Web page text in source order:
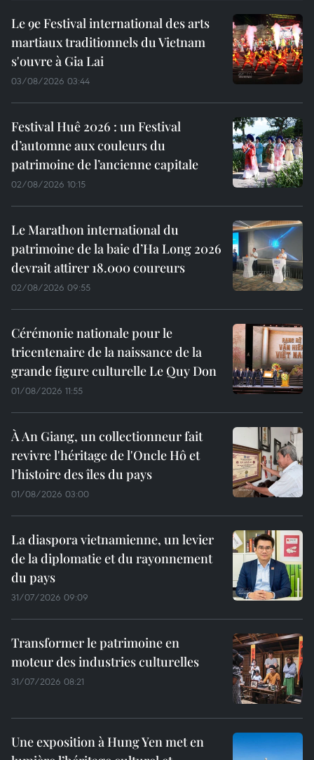
Le 9e Festival international des arts
martiaux traditionnels du Vietnam
s'ouvre à Gia Lai
03/08/2026 03:44
Festival Huê 2026 : un Festival
d’automne aux couleurs du
patrimoine de l’ancienne capitale
02/08/2026 10:15
Le Marathon international du
patrimoine de la baie d’Ha Long 2026
devrait attirer 18.000 coureurs
02/08/2026 09:55
Cérémonie nationale pour le
tricentenaire de la naissance de la
grande figure culturelle Le Quy Don
01/08/2026 11:55
À An Giang, un collectionneur fait
revivre l'héritage de l'Oncle Hô et
l'histoire des îles du pays
01/08/2026 03:00
La diaspora vietnamienne, un levier
de la diplomatie et du rayonnement
du pays
31/07/2026 09:09
Transformer le patrimoine en
moteur des industries culturelles
31/07/2026 08:21
Une exposition à Hung Yen met en